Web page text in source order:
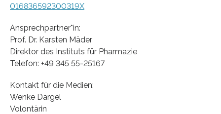
016836592300319X
Ansprechpartner*in:
Prof. Dr. Karsten Mäder
Direktor des Instituts für Pharmazie
Telefon: +49 345 55-25167
Kontakt für die Medien:
Wenke Dargel
Volontärin